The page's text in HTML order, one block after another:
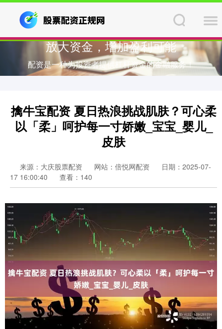
放大资金，增加盈利可能
配资是一种为投资者提供杠杆资金的金融服务！
擒牛宝配资 夏日热浪挑战肌肤？可心柔
以「柔」呵护每一寸娇嫩_宝宝_婴儿_
皮肤
来源：大庆股票配资 网站：倍悦网配资
日期：2025-07-
17 16:00:40
查看：140